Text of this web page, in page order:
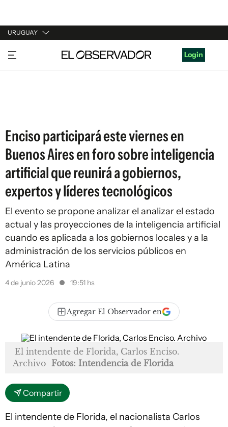
URUGUAY
URUGUAY
ARGENTINA
Login
Enciso participará este viernes en
Buenos Aires en foro sobre inteligencia
artificial que reunirá a gobiernos,
expertos y líderes tecnológicos
El evento se propone analizar el analizar el estado
actual y las proyecciones de la inteligencia artificial
cuando es aplicada a los gobiernos locales y a la
administración de los servicios públicos en
América Latina
4 de junio 2026 19:51 hs
Agregar El Observador en
El intendente de Florida, Carlos Enciso.
Archivo Fotos: Intendencia de Florida
Compartir
El intendente de Florida, el nacionalista Carlos